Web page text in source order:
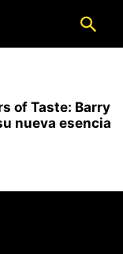
of Taste: Barry
nueva esencia